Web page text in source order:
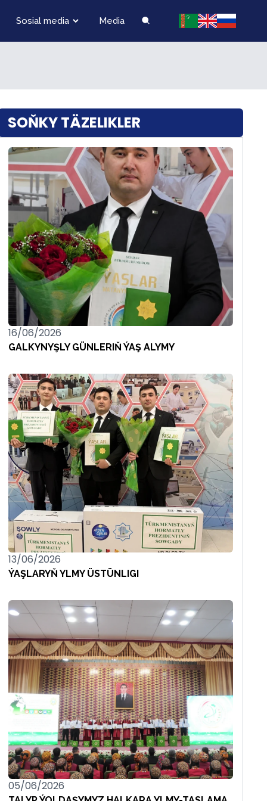
Sosial media Media
SOŇKY TÄZELIKLER
16/06/2026
GALKYNYŞLY GÜNLERIŇ ÝAŞ ALYMY
13/06/2026
ÝAŞLARYŇ YLMY ÜSTÜNLIGI
05/06/2026